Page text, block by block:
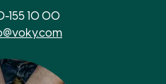
155 10 00